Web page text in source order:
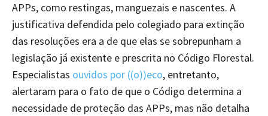
APPs, como restingas, manguezais e nascentes. A
justificativa defendida pelo colegiado para extinção
das resoluções era a de que elas se sobrepunham a
legislação já existente e prescrita no Código Florestal.
Especialistas ouvidos por ((o))eco, entretanto,
alertaram para o fato de que o Código determina a
necessidade de proteção das APPs, mas não detalha